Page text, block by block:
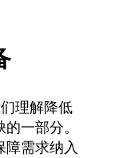
理解降低
一部分。
障需求纳入